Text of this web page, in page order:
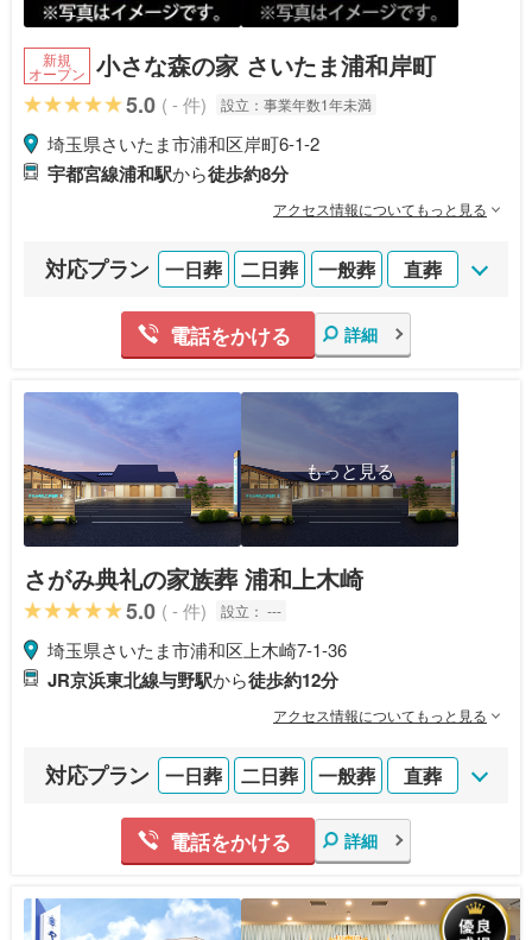
新規
オープン 小さな森の家 さいたま浦和岸町
5.0 ( - 件) 設立： 事業年数1年未満
埼玉県さいたま市浦和区岸町6-1-2
宇都宮線浦和駅から徒歩約8分
アクセス情報についてもっと見る
対応プラン 一日葬 二日葬 一般葬 直葬
電話をかける 詳細
もっと見る
さがみ典礼の家族葬 浦和上木崎
5.0 ( - 件) 設立： ---
埼玉県さいたま市浦和区上木崎7-1-36
JR京浜東北線与野駅から徒歩約12分
アクセス情報についてもっと見る
対応プラン 一日葬 二日葬 一般葬 直葬
電話をかける 詳細